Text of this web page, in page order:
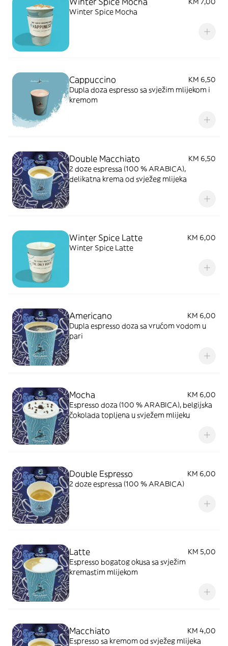
Winter Spice Mocha
Cappuccino
KM 6,50
Dupla doza espresso sa svježim mlijekom i
kremom
Double Macchiato
KM 6,50
2 doze espressa (100 % ARABICA),
delikatna krema od svježeg mlijeka
Winter Spice Latte
KM 6,00
Winter Spice Latte
Americano
KM 6,00
Dupla espresso doza sa vrućom vodom u
pari
Mocha
KM 6,00
Espresso doza (100 % ARABICA), belgijska
čokolada topljena u svježem mlijeku
Double Espresso
KM 6,00
2 doze espressa (100 % ARABICA)
Latte
KM 5,00
Espresso bogatog okusa sa svježim
kremastim mlijekom
Macchiato
KM 4,00
Espresso sa kremom od svježeg mlijeka